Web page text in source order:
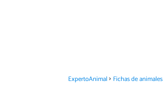
ExpertoAnimal Fichas de animales